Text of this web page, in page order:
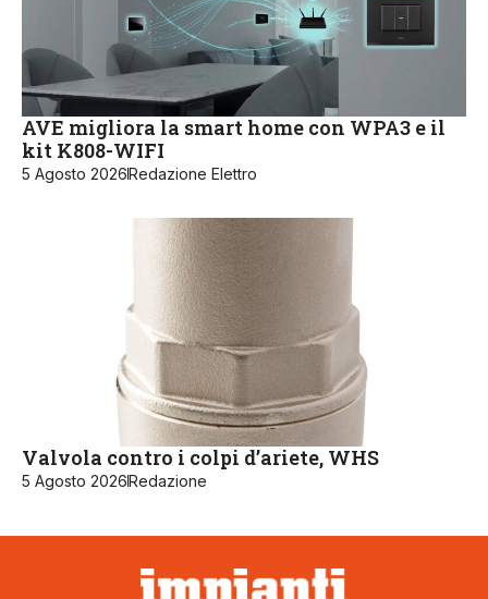
AVE migliora la smart home con WPA3 e il
kit K808-WIFI
5 Agosto 2026Redazione Elettro
Valvola contro i colpi d’ariete, WHS
5 Agosto 2026Redazione